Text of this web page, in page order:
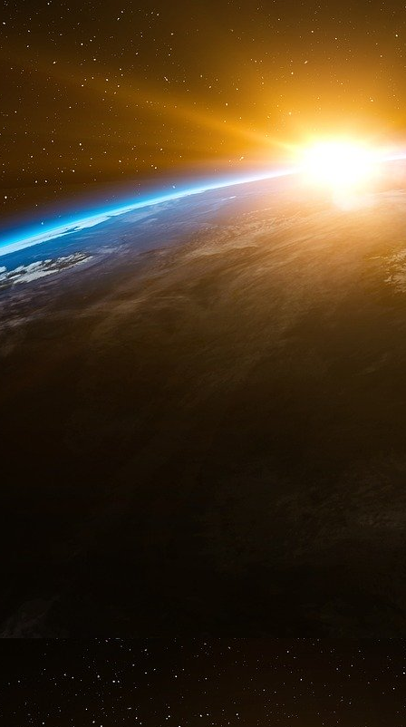
dans les problèmes de terrorisme, dont
de ce même avion, devait se trouver
le domaine des armes de destruction de
dernier moment.
Nous nous arrêterons là, mais les décès
depuis. D’après Maurizio Blondet [21], en
morts dans des circonstances suspectes se
Il est difficile de savoir si la mort de tous ces
ou autre chose, pour cela il faudrait connaitre
le monde et calculer si le taux de morts
n’ai pas ces chiffres, et de toute façon ils ne
préférable aux certitudes. J’aime mieux me
me tromper.
explose comme cela se produit seulement
Et terminons notre liste par Antonina
directement d’armes biologiques, et qui le